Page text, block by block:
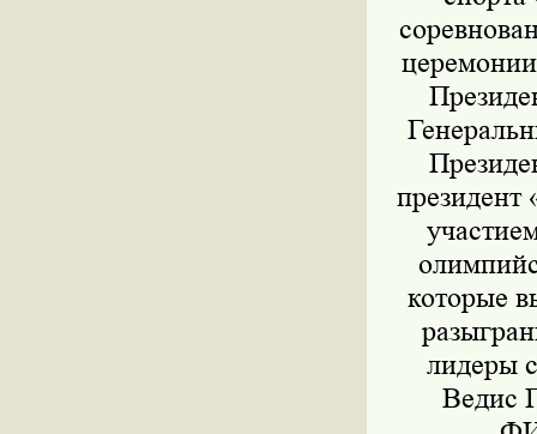
которые
лидеры